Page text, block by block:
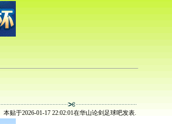
本贴于2026-01-17 22:02:01在华山论剑足球吧发表.